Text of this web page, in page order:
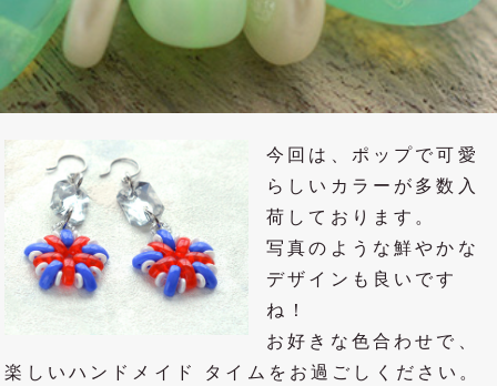
今回は、ポップで可愛
らしいカラーが多数入
荷しております。
写真のような鮮やかな
デザインも良いです
ね！
お好きな色合わせで、
楽しいハンドメイド タイムをお過ごしください。